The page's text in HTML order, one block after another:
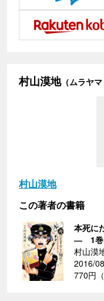
村山漠地（ムラヤマ
村山漠地
この著者の書籍
本死に
― 1巻
村山漠
2016/
770円（